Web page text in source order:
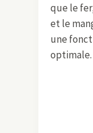
que le
et le
une
optimale.